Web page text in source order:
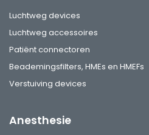
Luchtweg devices
Luchtweg accessoires
Patiënt connectoren
Beademingsfilters, HMEs en HMEFs
Verstuiving devices
Anesthesie